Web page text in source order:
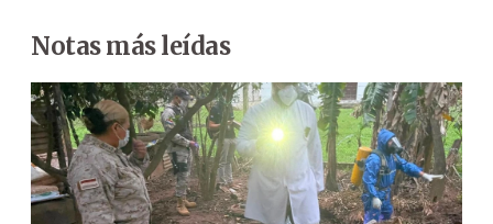
Notas más leídas